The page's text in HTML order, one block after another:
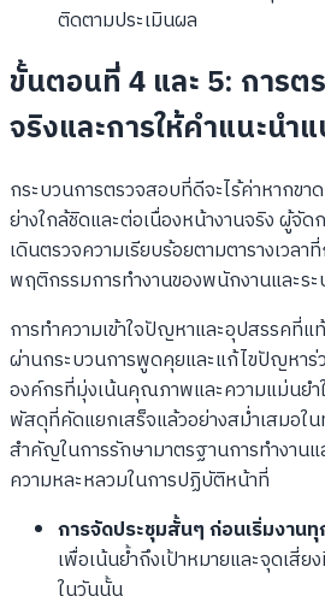
ติดตามประเมินผล
ขั้นตอนที่ 4 และ 5: การต
จริงและการให้คำแนะน
กระบวนการตรวจสอบที่ดีจะไร้ค่าหากขา
ย่างใกล้ชิดและต่อเนื่องหน้างานจริง ผู้จั
เดินตรวจความเรียบร้อยตามตารางเวล
พฤติกรรมการทำงานของพนักงานและร
การทำความเข้าใจปัญหาและอุปสรรคที่
ผ่านกระบวนการพูดคุยและแก้ไขปัญหา
องค์กรที่มุ่งเน้นคุณภาพและความแม่นยำ
พัสดุที่คัดแยกเสร็จแล้วอย่างสม่ำเสมอใ
สำคัญในการรักษามาตรฐานการทำงานแ
ความหละหลวมในการปฏิบัติหน้าที่
การจัดประชุมสั้นๆ ก่อนเริ่มงาน
เพื่อเน้นย้ำถึงเป้าหมายและจุดเสี่
ในวันนั้น